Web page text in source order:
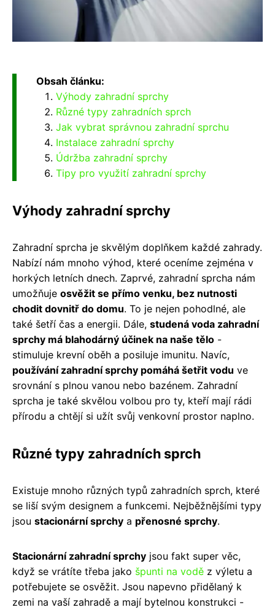
Obsah článku:
Výhody zahradní sprchy
Různé typy zahradních sprch
Jak vybrat správnou zahradní sprchu
Instalace zahradní sprchy
Údržba zahradní sprchy
Tipy pro využití zahradní sprchy
Výhody zahradní sprchy
Zahradní sprcha je skvělým doplňkem každé zahrady.
Nabízí nám mnoho výhod, které oceníme zejména v
horkých letních dnech. Zaprvé, zahradní sprcha nám
umožňuje osvěžit se přímo venku, bez nutnosti
chodit dovnitř do domu. To je nejen pohodlné, ale
také šetří čas a energii. Dále, studená voda zahradní
sprchy má blahodárný účinek na naše tělo -
stimuluje krevní oběh a posiluje imunitu. Navíc,
používání zahradní sprchy pomáhá šetřit vodu ve
srovnání s plnou vanou nebo bazénem. Zahradní
sprcha je také skvělou volbou pro ty, kteří mají rádi
přírodu a chtějí si užít svůj venkovní prostor naplno.
Různé typy zahradních sprch
Existuje mnoho různých typů zahradních sprch, které
se liší svým designem a funkcemi. Nejběžnějšími typy
jsou stacionární sprchy a přenosné sprchy.
Stacionární zahradní sprchy jsou fakt super věc,
když se vrátíte třeba jako špunti na vodě z výletu a
potřebujete se osvěžit. Jsou napevno přidělaný k
zemi na vaší zahradě a mají bytelnou konstrukci -